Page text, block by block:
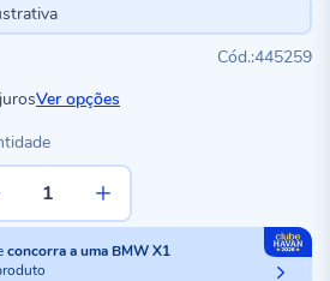
445259
Ver opções
concorra a uma BMW X1